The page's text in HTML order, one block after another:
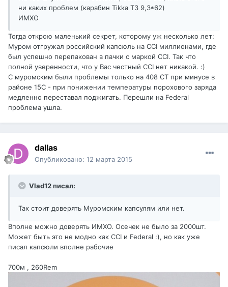
ни каких проблем (карабин Tikka T3 9,3*62)
ИМХО
Тогда открою маленький секрет, которому уж несколько лет:
Муром отгружал российский капсюль на CCI миллионами, где
был успешно перепакован в пачки с маркой CCI. Так что
полной уверенности, что у Вас честный ССI нет никакой. :)
С муромским были проблемы только на 408 СТ при минусе в
районе 15С - при понижении температуры порохового заряда
медленно переставал поджигать. Перешли на Federal
проблема ушла.
dаllаs
Опубликовано: 12 марта 2015
Vlad12 писал:
Так стоит доверять Муромским капсулям или нет.
Вполне можно доверять ИМХО. Осечек не было за 2000шт.
Может быть это не модно как CCI и Federal :), но как уже
писал капсюли вполне рабочие
700м , 260Rem